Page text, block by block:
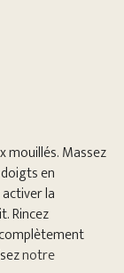
mouillés. Massez
en
la
Rincez
notre